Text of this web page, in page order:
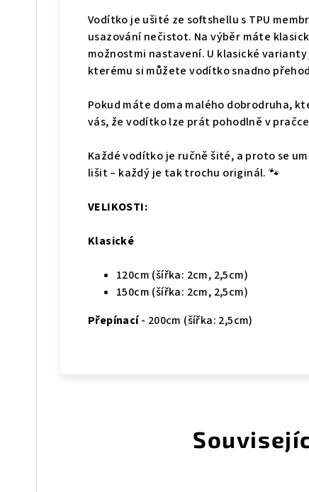
Vodítko je ušité ze softshellu s TPU
usazování nečistot. Na výběr máte
možnostmi nastavení. U klasické
kterému si můžete vodítko snadno
Pokud máte doma malého dobrodruha,
vás, že vodítko lze prát pohodlně v pračce
Každé vodítko je ručně šité, a proto se
lišit – každý je tak trochu originál. 🐾
VELIKOSTI:
Klasické
120cm (šířka: 2cm, 2,5cm)
150cm (šířka: 2cm, 2,5cm)
Přepínací- 200cm (šířka: 2,5cm)